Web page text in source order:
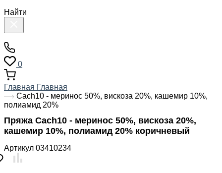
Найти
0
Главная Главная
Cach10 - меринос 50%, вискоза 20%, кашемир 10%,
полиамид 20%
Пряжа Cach10 - меринос 50%, вискоза 20%,
кашемир 10%, полиамид 20% коричневый
Артикул 03410234